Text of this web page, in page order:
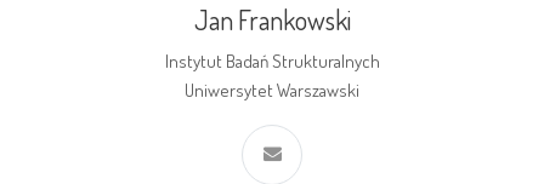
Jan Frankowski
Instytut Badań Strukturalnych
Uniwersytet Warszawski